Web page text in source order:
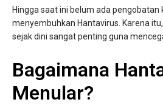
Hingga saat ini belum ada pengobatan
menyembuhkan Hantavirus. Karena
sejak dini sangat penting guna
Bagaimana
Menular?